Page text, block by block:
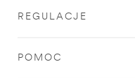
REGULACJE
POMOC